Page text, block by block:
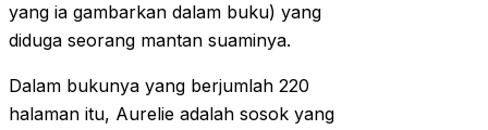
yang ia gambarkan dalam buku) yang
diduga seorang mantan suaminya.
Dalam bukunya yang berjumlah 220
halaman itu, Aurelie adalah sosok yang